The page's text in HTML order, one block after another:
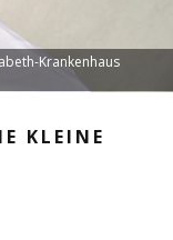
Krankenhaus
KLEINE